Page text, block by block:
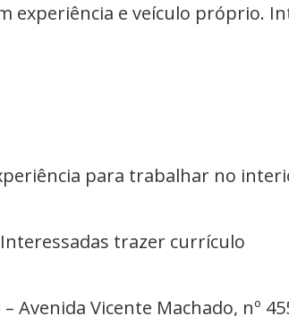
experiência e veículo próprio.
para trabalhar no
trazer currículo
Avenida Vicente Machado, nº